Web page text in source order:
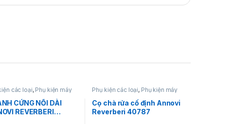
các loại, Phụ kiện máy
CỨNG NỐI DÀI
REVERBERI
Phụ kiện các loại, Phụ kiện máy
xịt rửa
Cọ chà rửa cố định Annovi
Reverberi 40787